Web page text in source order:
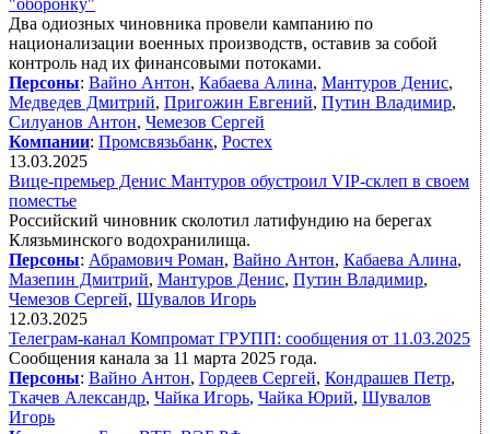
"оборонку"
Два одиозных чиновника провели кампанию по
национализации военных производств, оставив за собой
контроль над их финансовыми потоками.
Персоны: Вайно Антон, Кабаева Алина, Мантуров Денис,
Медведев Дмитрий, Пригожин Евгений, Путин Владимир,
Силуанов Антон, Чемезов Сергей
Компании: Промсвязьбанк, Ростех
13.03.2025
Вице-премьер Денис Мантуров обустроил VIP-склеп в своем
поместье
Российский чиновник сколотил латифундию на берегах
Клязьминского водохранилища.
Персоны: Абрамович Роман, Вайно Антон, Кабаева Алина,
Мазепин Дмитрий, Мантуров Денис, Путин Владимир,
Чемезов Сергей, Шувалов Игорь
12.03.2025
Телеграм-канал Компромат ГРУПП: сообщения от 11.03.2025
Сообщения канала за 11 марта 2025 года.
Персоны: Вайно Антон, Гордеев Сергей, Кондрашев Петр,
Ткачев Александр, Чайка Игорь, Чайка Юрий, Шувалов
Игорь